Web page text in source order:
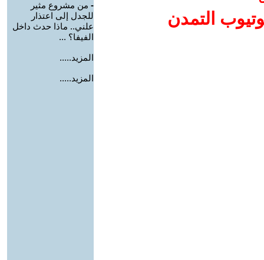
التمدن
- من مشروع مثير
للجدل إلى اعتذار
علني.. ماذا حدث داخل
الفيفا؟ ...
المزيد.....
المزيد.....